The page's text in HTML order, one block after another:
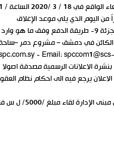
- Email: